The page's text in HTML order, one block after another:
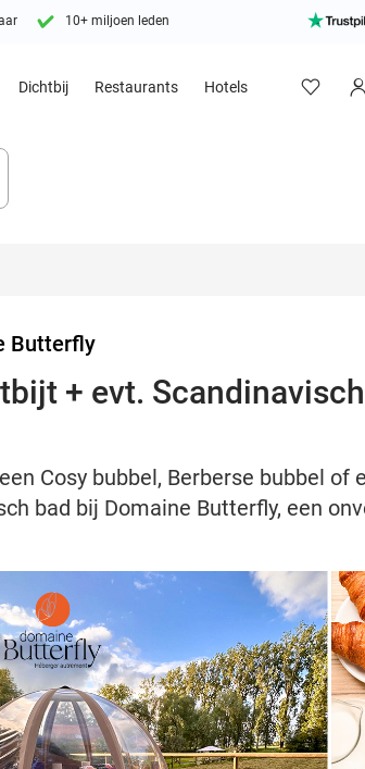
10+ miljoen leden
Dichtbij Restaurants Hotels
Butterfly
+ evt.
Cosy bubbel, Berberse bubbel of
bad bij Domaine Butterfly, een